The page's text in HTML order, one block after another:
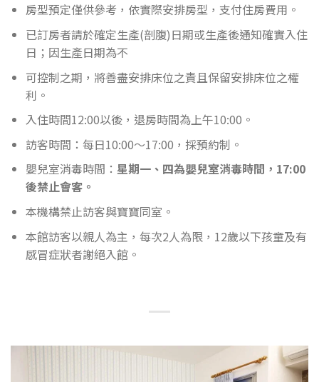
房型預定僅供參考，依實際安排房型，支付住房費用。
已訂房者請於確定生產(剖腹)日期或生產後通知確實入住
日；因生產日期為不
可控制之期，將善盡安排床位之責且保留安排床位之權
利。
入住時間12:00以後，退房時間為上午10:00。
訪客時間：每日10:00～17:00，採預約制。
嬰兒室消毒時間： 星期一、四為嬰兒室消毒時間，17:00
後禁止會客。
本機構禁止訪客與寶寶同室。
本館訪客以親人為主，每次2人為限，12歲以下孩童及有
感冒症狀者謝絕入館。